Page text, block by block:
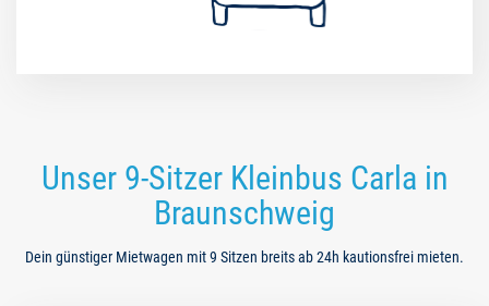
Unser 9-Sitzer Kleinbus Carla in
Braunschweig
Dein günstiger Mietwagen mit 9 Sitzen breits ab 24h kautionsfrei mieten.